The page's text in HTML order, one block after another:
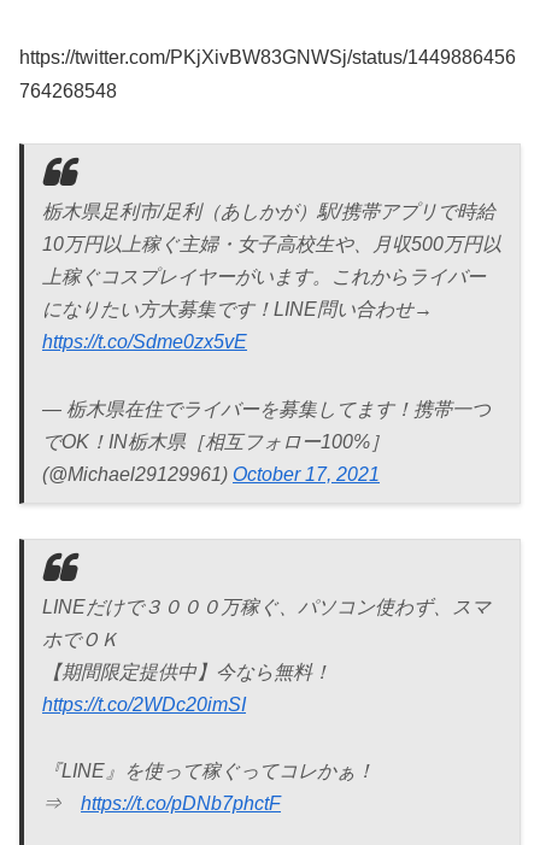
https://twitter.com/PKjXivBW83GNWSj/status/1449886456
764268548
栃木県足利市/足利（あしかが）駅/携帯アプリで時給
10万円以上稼ぐ主婦・女子高校生や、月収500万円以
上稼ぐコスプレイヤーがいます。これからライバー
になりたい方大募集です！LINE問い合わせ→
https://t.co/Sdme0zx5vE
— 栃木県在住でライバーを募集してます！携帯一つ
でOK！IN栃木県［相互フォロー100%］
(@Michael29129961) October 17, 2021
LINEだけで３０００万稼ぐ、パソコン使わず、スマ
ホでＯＫ
【期間限定提供中】今なら無料！
https://t.co/2WDc20imSI
『LINE』を使って稼ぐってコレかぁ！
⇒ https://t.co/pDNb7phctF